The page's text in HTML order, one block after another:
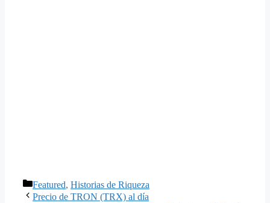
Categorías
Featured, Historias de Riqueza
Precio de TRON (TRX) al día